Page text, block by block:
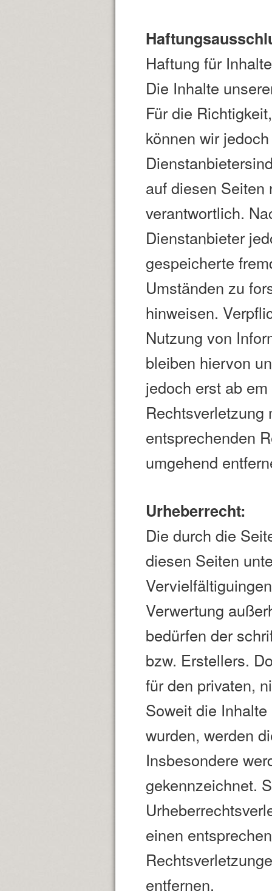
Haftung für
Die Inhalte
Für die
können wir
auf diesen Seiten
verantwortlich.
Dienstanbieter
gespeicherte
Umständen zu
hinweisen.
Nutzung von
bleiben hiervon
jedoch erst ab
Rechtsverletzung
entsprechenden
umgehend
Urheberrecht:
Die durch die
diesen Seiten
Verwertung
bedürfen der
bzw. Erstellers.
für den privaten,
Soweit die
wurden, werden
Insbesondere
gekennzeichnet.
einen
entfernen.